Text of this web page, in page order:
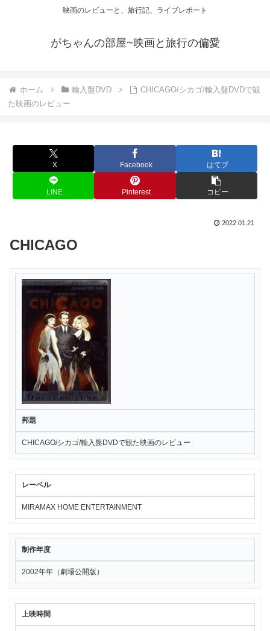
映画のレビューと、旅行記、ライブレポート
がちゃんの部屋~映画と旅行の偏愛
ホーム 輸入盤DVD
CHICAGO/シカゴ/輸入盤DVDで観
た映画のレビュー
X Facebook はてブ
LINE Pinterest コピー
2022.01.21
CHICAGO
邦題
CHICAGO/シカゴ/輸入盤DVDで観た映画のレビュー
レーベル
MIRAMAX HOME ENTERTAINMENT
制作年度
2002年年（劇場公開版）
上映時間